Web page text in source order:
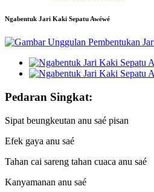
Ngabentuk Jari Kaki Sepatu Awéwé
Pedaran Singkat:
Sipat beungkeutan anu saé pisan
Efek gaya anu saé
Tahan cai sareng tahan cuaca anu saé
Kanyamanan anu saé